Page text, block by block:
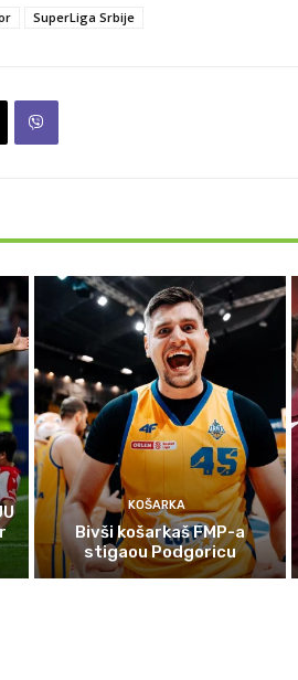
SuperLiga Srbije
KOŠARKA
Bivši košarkaš FMP-a
stigaou Podgoricu